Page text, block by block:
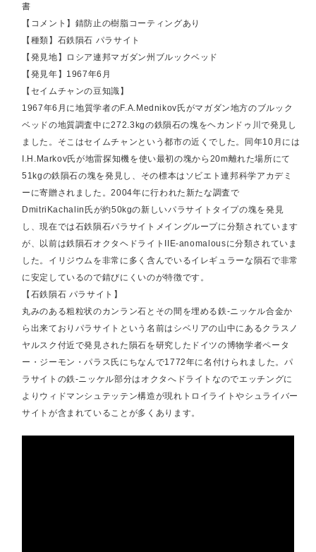
書
【コメント】錆防止の樹脂コーティングあり
【種類】石鉄隕石 パラサイト
【発見地】ロシア連邦マガダン州ブルックベッド
【発見年】1967年6月
【セイムチャンの豆知識】
1967年6月に地質学者のF.A.Mednikov氏がマガダン地方のブルック
ベッドの地質調査中に272.3kgの鉄隕石の塊をヘカンドゥ川で発見し
ました。そこはセイムチャンという都市の近くでした。同年10月には
I.H.Markov氏が地雷探知機を使い最初の塊から20m離れた場所にて
51kgの鉄隕石の塊を発見し、その標本はソビエト連邦科学アカデミ
ーに寄贈されました。2004年に行われた新たな調査で
DmitriKachalin氏が約50kgの新しいパラサイトタイプの塊を発見
し、現在では石鉄隕石パラサイトメイングループに分類されています
が、以前は鉄隕石オクタヘドライトIIE-anomalousに分類されていま
した。イリジウムを非常に多く含んでいるイレギュラーな隕石で非常
に安定しているので錆びにくいのが特徴です。
【石鉄隕石 パラサイト】
丸みのある粗粒状のカンラン石とその間を埋める鉄-ニッケル合金か
ら出来ておりパラサイトという名前はシベリアの山中にあるクラスノ
ヤルスク付近で発見された隕石を研究したドイツの博物学者ペータ
ー・ジーモン・パラス氏にちなんで1772年に名付けられました。パ
ラサイトの鉄-ニッケル部分はオクタへドライトなのでエッチングに
よりウィドマンシュテッテン構造が現れトロイライトやシュライバー
サイトが含まれていることが多くあります。